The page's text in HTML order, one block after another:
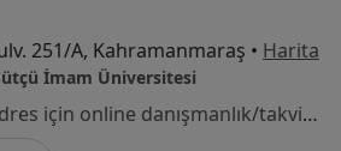
251/A, Kahramanmaraş • Harita
İmam Üniversitesi
Bu uzman ilgili adres için online danışmanlık/takvim sunmuyor.